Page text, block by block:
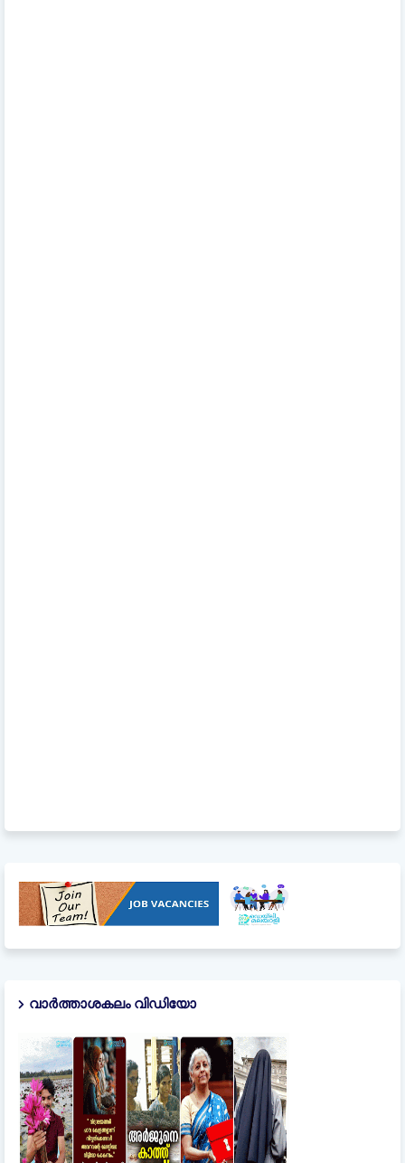
വാർത്താശകലം വിഡിയോ